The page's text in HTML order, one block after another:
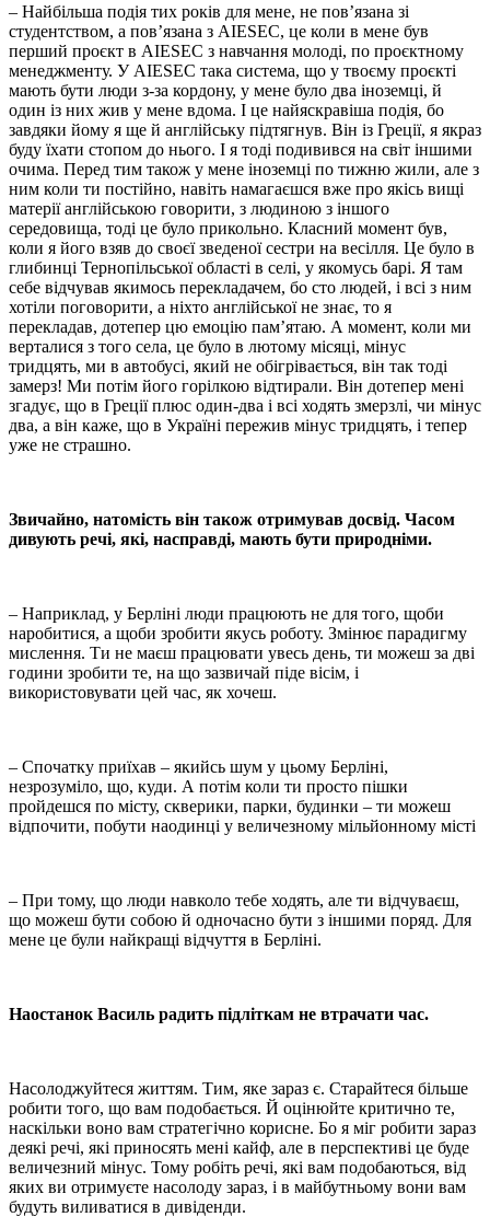
– Найбільша подія тих років для мене, не пов’язана зі
студентством, а пов’язана з AIESEC, це коли в мене був
перший проєкт в AIESEC з навчання молоді, по проєктному
менеджменту. У AIESEC така система, що у твоєму проєкті
мають бути люди з-за кордону, у мене було два іноземці, й
один із них жив у мене вдома. І це найяскравіша подія, бо
завдяки йому я ще й англійську підтягнув. Він із Греції, я якраз
буду їхати стопом до нього. І я тоді подивився на світ іншими
очима. Перед тим також у мене іноземці по тижню жили, але з
ним коли ти постійно, навіть намагаєшся вже про якісь вищі
матерії англійською говорити, з людиною з іншого
середовища, тоді це було прикольно. Класний момент був,
коли я його взяв до своєї зведеної сестри на весілля. Це було в
глибинці Тернопільської області в селі, у якомусь барі. Я там
себе відчував якимось перекладачем, бо сто людей, і всі з ним
хотіли поговорити, а ніхто англійської не знає, то я
перекладав, дотепер цю емоцію пам’ятаю. А момент, коли ми
верталися з того села, це було в лютому місяці, мінус
тридцять, ми в автобусі, який не обігрівається, він так тоді
замерз! Ми потім його горілкою відтирали. Він дотепер мені
згадує, що в Греції плюс один-два і всі ходять змерзлі, чи мінус
два, а він каже, що в Україні пережив мінус тридцять, і тепер
уже не страшно.
Звичайно, натомість він також отримував досвід. Часом
дивують речі, які, насправді, мають бути природніми.
– Наприклад, у Берліні люди працюють не для того, щоби
наробитися, а щоби зробити якусь роботу. Змінює парадигму
мислення. Ти не маєш працювати увесь день, ти можеш за дві
години зробити те, на що зазвичай піде вісім, і
використовувати цей час, як хочеш.
– Спочатку приїхав – якийсь шум у цьому Берліні,
незрозуміло, що, куди. А потім коли ти просто пішки
пройдешся по місту, скверики, парки, будинки – ти можеш
відпочити, побути наодинці у величезному мільйонному місті
– При тому, що люди навколо тебе ходять, але ти відчуваєш,
що можеш бути собою й одночасно бути з іншими поряд. Для
мене це були найкращі відчуття в Берліні.
Наостанок Василь радить підліткам не втрачати час.
Насолоджуйтеся життям. Тим, яке зараз є. Старайтеся більше
робити того, що вам подобається. Й оцінюйте критично те,
наскільки воно вам стратегічно корисне. Бо я міг робити зараз
деякі речі, які приносять мені кайф, але в перспективі це буде
величезний мінус. Тому робіть речі, які вам подобаються, від
яких ви отримуєте насолоду зараз, і в майбутньому вони вам
будуть виливатися в дивіденди.